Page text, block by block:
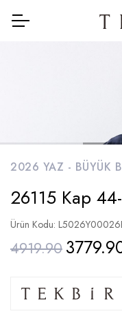
2026 YAZ - BÜYÜK
26115 Kap
Ürün Kodu:
4919.90